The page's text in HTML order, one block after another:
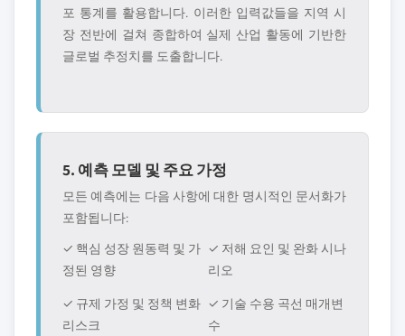
포 통계를 활용합니다. 이러한 입력값들을 지역 시
장 전반에 걸쳐 종합하여 실제 산업 활동에 기반한
글로벌 추정치를 도출합니다.
5. 예측 모델 및 주요 가정
모든 예측에는 다음 사항에 대한 명시적인 문서화가
포함됩니다:
✓ 핵심 성장 원동력 및 가
정된 영향
✓ 저해 요인 및 완화 시나
리오
✓ 규제 가정 및 정책 변화
리스크
✓ 기술 수용 곡선 매개변
수